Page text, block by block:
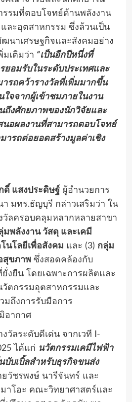
รรมที่ตอบโจทย์ด้านพลังงาน
ละอุตสาหกรรม ซึ่งล้วนเป็น
นาเศรษฐกิจและสังคมอย่าง
มเติมว่า “เป็นอีกปีหนึ่งที่
ยอมรับในระดับประเทศและ
รถคว้ารางวัลที่เพิ่มมากขึ้น
ใจจากผู้เข้าชมภายในงาน
ถึงศักยภาพของนักวิจัยและ
นอผลงานที่สามารถตอบโจทย์
ารถต่อยอดสร้างมูลค่าเชิง
ดิ์ แสงประดิษฐ์ผู้อำนวยการ
มทร.ธัญบุรี กล่าวเสริมว่า ใน
วัลครอบคลุมหลากหลายสาขา
มพลังงาน วัสดุ และเคมี
นโลยีเพื่อสังคม และ (3) กลุ่ม
สุขภาพซึ่งสอดคล้องกับ
งยืน โดยเฉพาะการผลิตและ
ตกรรมอุตสาหกรรมและ
มถึงการรับมือการ
อากาศ
วัลระดับดีเด่น จากเวที I-
ได้แก่ นวัตกรรมเคมีไฟฟ้า
บับเบิ้ลสำหรับธุรกิจขนส่ง
วัชรพงษ์ นารีจันทร์ และ
าโอะ คณะวิทยาศาสตร์และ